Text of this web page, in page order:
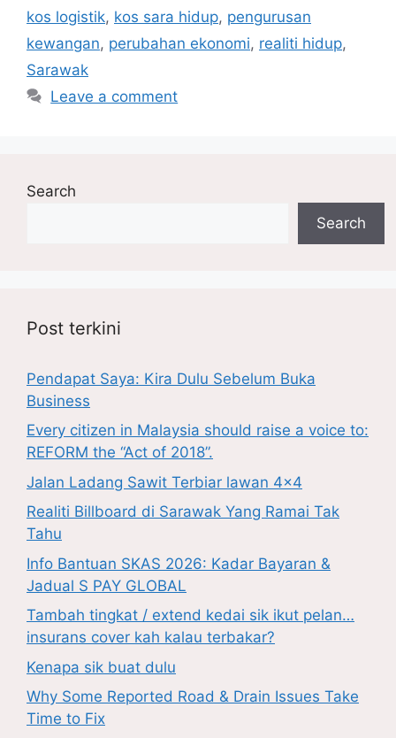
kos logistik, kos sara hidup, pengurusan
kewangan, perubahan ekonomi, realiti hidup,
Sarawak
Leave a comment
Search
Search
Post terkini
Pendapat Saya: Kira Dulu Sebelum Buka
Business
Every citizen in Malaysia should raise a voice to:
REFORM the “Act of 2018”.
Jalan Ladang Sawit Terbiar lawan 4×4
Realiti Billboard di Sarawak Yang Ramai Tak
Tahu
Info Bantuan SKAS 2026: Kadar Bayaran &
Jadual S PAY GLOBAL
Tambah tingkat / extend kedai sik ikut pelan…
insurans cover kah kalau terbakar?
Kenapa sik buat dulu
Why Some Reported Road & Drain Issues Take
Time to Fix